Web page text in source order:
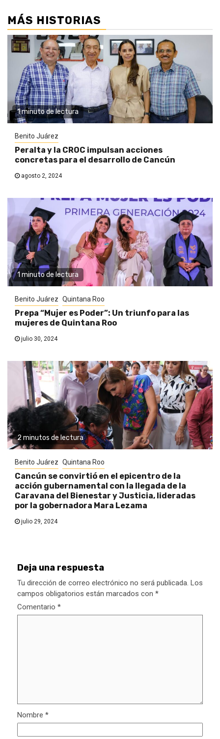
MÁS HISTORIAS
1 minuto de lectura
Benito Juárez
Peralta y la CROC impulsan acciones
concretas para el desarrollo de Cancún
agosto 2, 2024
1 minuto de lectura
Benito Juárez Quintana Roo
Prepa “Mujer es Poder”: Un triunfo para las
mujeres de Quintana Roo
julio 30, 2024
2 minutos de lectura
Benito Juárez Quintana Roo
Cancún se convirtió en el epicentro de la
acción gubernamental con la llegada de la
Caravana del Bienestar y Justicia, lideradas
por la gobernadora Mara Lezama
julio 29, 2024
Deja una respuesta
Tu dirección de correo electrónico no será publicada. Los
campos obligatorios están marcados con *
Comentario *
Nombre *